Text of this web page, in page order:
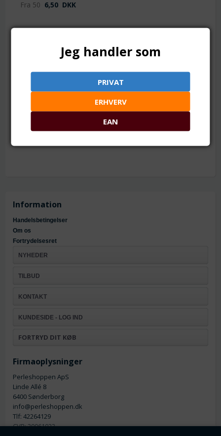
Fra 50 6,50 DKK
TILFØJ TIL ØNSKESKYEN
1 par. Langtidsholdbar 24k forgyldning. Grade A
Mål: ca. 8 mm
Materiale: Messing og akryl. 24k langtidsholdbar
Information
Handelsbetingelser
Om os
Fortrydelsesret
NYHEDER
TILBUD
KONTAKT
KUNDESIDE - LOG IND
FORTRYD DIT KØB
Firmaoplysninger
Perleshoppen ApS
Linde Allé 8
6400 Sønderborg
info@perleshoppen.dk
Tlf: 42264129
CVR: 39061023
Jeg handler som
PRIVAT
ERHVERV
EAN